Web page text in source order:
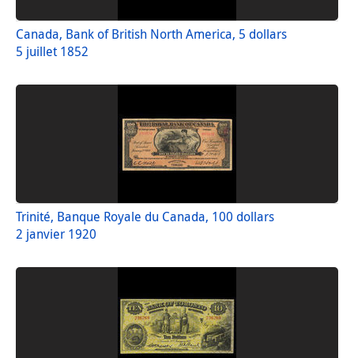
Canada, Bank of British North America, 5 dollars
5 juillet 1852
Trinité, Banque Royale du Canada, 100 dollars
2 janvier 1920